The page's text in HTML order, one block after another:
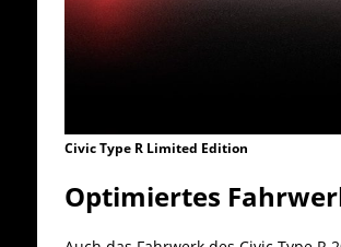
Civic Type R Limited Edition
Optimiertes